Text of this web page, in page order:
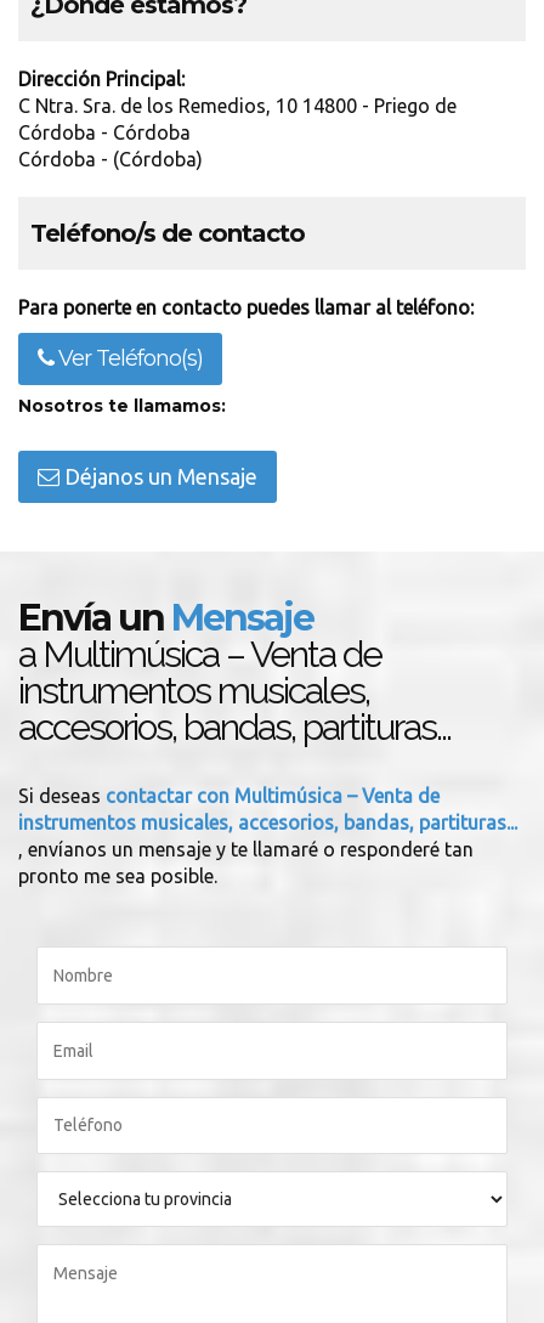
Dirección Principal:
C Ntra. Sra. de los Remedios, 10 14800 - Priego de
Córdoba - Córdoba
Córdoba - (Córdoba)
Teléfono/s de contacto
Para ponerte en contacto puedes llamar al teléfono:
Ver Teléfono(s)
Nosotros te llamamos:
Déjanos un Mensaje
Envía un Mensaje
a Multimúsica – Venta de
instrumentos musicales,
accesorios, bandas, partituras...
Si deseas contactar con Multimúsica – Venta de
instrumentos musicales, accesorios, bandas, partituras...
, envíanos un mensaje y te llamaré o responderé tan
pronto me sea posible.